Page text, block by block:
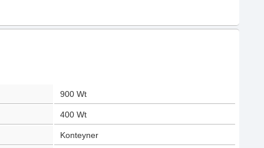
900 Wt
400 Wt
Konteyner